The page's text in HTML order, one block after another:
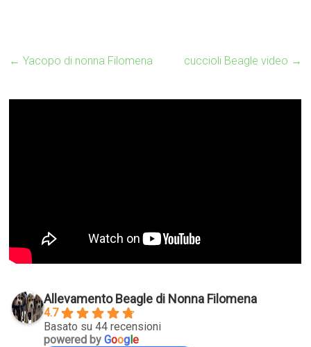
← Yacopo di nonna Filomena cuccioli Beagle video →
Allevamento Beagle di Nonna Filomena
4.7
Basato su 44 recensioni
powered byGoogle